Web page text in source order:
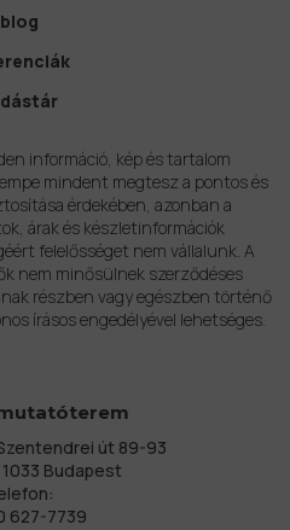
blog
információ, kép és tartalom
mindent megtesz a pontos és
érdekében, azonban a
árak és készletinformációk
felelősséget nem vállalunk. A
nem minősülnek szerződéses
részben vagy egészben történő
írásos engedélyével lehetséges.
út 89-93
Budapest
627-7739